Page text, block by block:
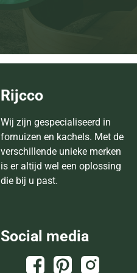
Rijcco
Wij zijn gespecialiseerd in
fornuizen en kachels. Met de
verschillende unieke merken
is er altijd wel een oplossing
die bij u past.
Social media